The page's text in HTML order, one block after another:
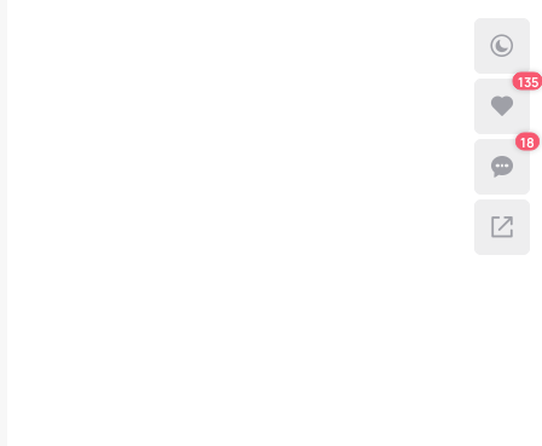
135
18